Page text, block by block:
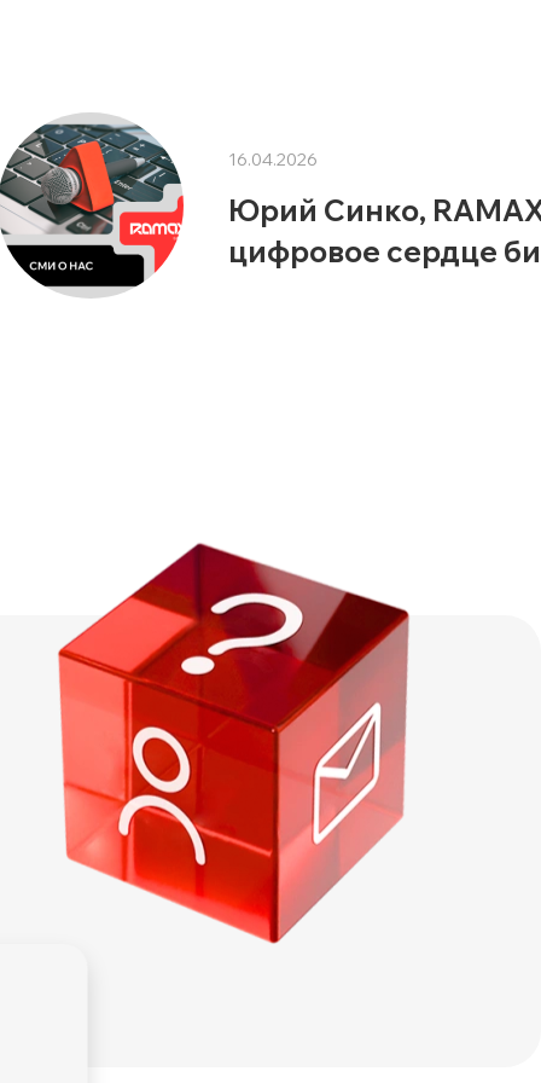
16.04.2026
Юрий Синко, RAMAX
цифровое сердце